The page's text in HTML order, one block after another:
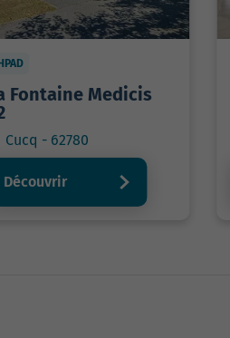
Fontaine Medicis
Cucq - 62780
Découvrir